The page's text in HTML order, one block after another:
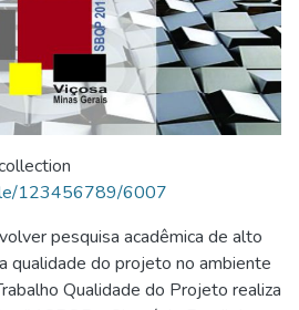
123456789/6007
pesquisa acadêmica de alto
qualidade do projeto no ambiente
Qualidade do Projeto realiza